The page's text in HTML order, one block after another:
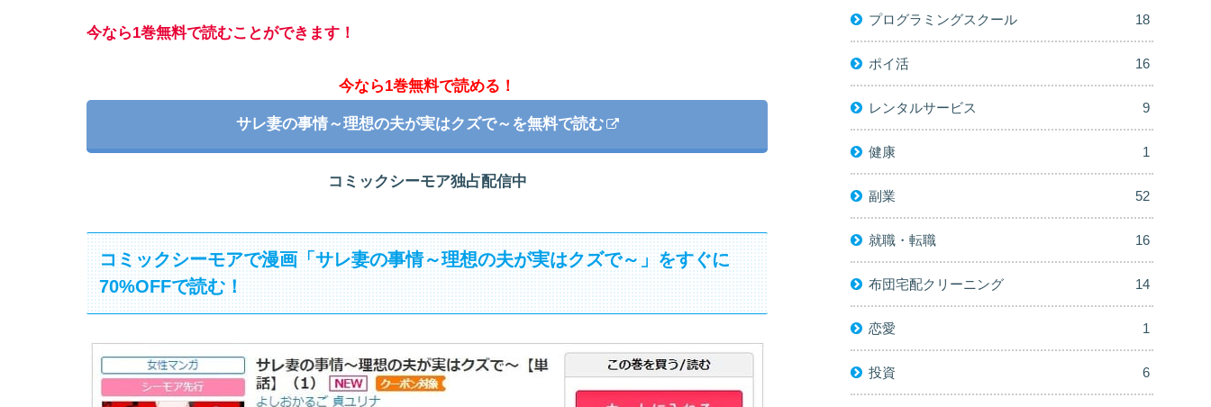
今なら1巻無料で読むことができます！
今なら1巻無料で読める！
サレ妻の事情～理想の夫が実はクズで～を無料で読む
コミックシーモア独占配信中
コミックシーモアで漫画「サレ妻の事情～理想の夫が実はクズで～」をすぐに
70%OFFで読む！
プログラミングスクール 18
ポイ活 16
レンタルサービス 9
健康 1
副業 52
就職・転職 16
布団宅配クリーニング 14
恋愛 1
投資 6